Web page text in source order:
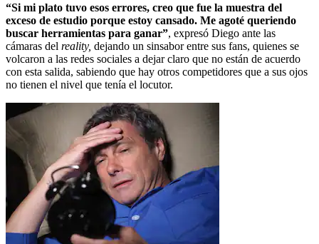
“Si mi plato tuvo esos errores, creo que fue la muestra del
exceso de estudio porque estoy cansado. Me agoté queriendo
buscar herramientas para ganar”, expresó Diego ante las
cámaras del reality, dejando un sinsabor entre sus fans, quienes se
volcaron a las redes sociales a dejar claro que no están de acuerdo
con esta salida, sabiendo que hay otros competidores que a sus ojos
no tienen el nivel que tenía el locutor.